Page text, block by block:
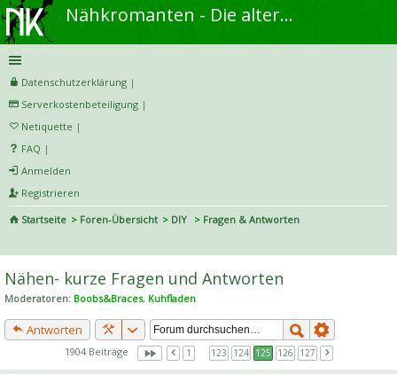
Nähkromanten - Die alternative Näh- und DIY-Community
Datenschutzerklärung |
Serverkostenbeteiligung |
Netiquette |
FAQ |
Anmelden
Registrieren
Startseite
Foren-Übersicht DIY
Fragen & Antworten
he
Nähen- kurze Fragen und Antworten
Moderatoren: Boobs&Braces, Kuhfladen
Antworten
1904 Beiträge 1 123 124 125 126 127